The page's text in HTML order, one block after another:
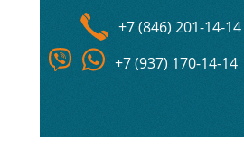
+7 (846) 201-14-14
+7 (937) 170-14-14